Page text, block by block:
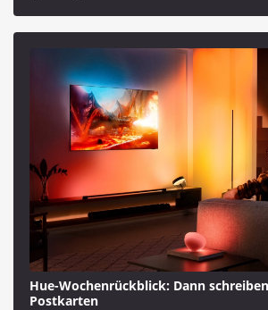
Hue-Wochenrückblick: Dann
Postkarten